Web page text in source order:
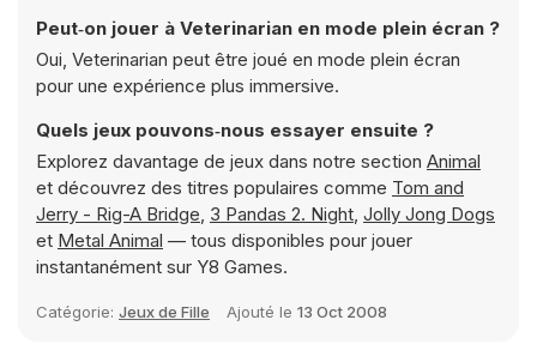
Peut‑on jouer à Veterinarian en mode plein écran ?
Oui, Veterinarian peut être joué en mode plein écran
pour une expérience plus immersive.
Quels jeux pouvons‑nous essayer ensuite ?
Explorez davantage de jeux dans notre section Animal
et découvrez des titres populaires comme Tom and
Jerry - Rig-A Bridge, 3 Pandas 2. Night, Jolly Jong Dogs
et Metal Animal — tous disponibles pour jouer
instantanément sur Y8 Games.
Catégorie: Jeux de Fille Ajouté le 13 Oct 2008